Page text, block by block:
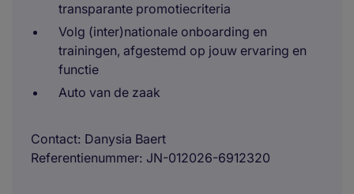
transparante promotiecriteria
Volg (inter)nationale onboarding en
trainingen, afgestemd op jouw ervaring en
functie
Auto van de zaak
Contact Danysia Baert
Referentienummer JN-012026-6912320